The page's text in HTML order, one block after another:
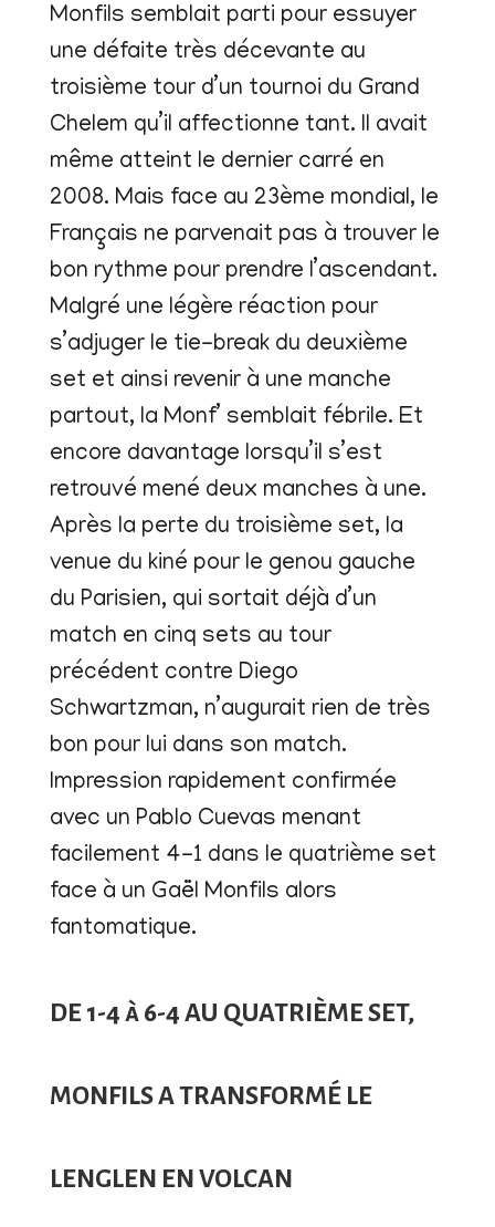
Monfils semblait parti pour essuyer
une défaite très décevante au
troisième tour d’un tournoi du Grand
Chelem qu’il affectionne tant. Il avait
même atteint le dernier carré en
2008. Mais face au 23ème mondial, le
Français ne parvenait pas à trouver le
bon rythme pour prendre l’ascendant.
Malgré une légère réaction pour
s’adjuger le tie-break du deuxième
set et ainsi revenir à une manche
partout, la Monf’ semblait fébrile. Et
encore davantage lorsqu’il s’est
retrouvé mené deux manches à une.
Après la perte du troisième set, la
venue du kiné pour le genou gauche
du Parisien, qui sortait déjà d’un
match en cinq sets au tour
précédent contre Diego
Schwartzman, n’augurait rien de très
bon pour lui dans son match.
Impression rapidement confirmée
avec un Pablo Cuevas menant
facilement 4-1 dans le quatrième set
face à un Gaël Monfils alors
fantomatique.
DE 1-4 à 6-4 AU QUATRIÈME SET,
MONFILS A TRANSFORMÉ LE
LENGLEN EN VOLCAN